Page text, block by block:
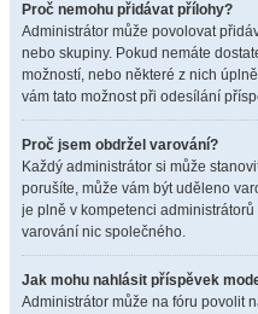
Proč nemohu přidávat přílohy?
Administrátor může povolovat
nebo skupiny. Pokud nemáte
možností, nebo některé z nich
vám tato možnost při odesílání
Proč jsem obdržel varování?
Každý administrátor si může
porušíte, může vám být uděleno
je plně v kompetenci
varování nic společného.
Jak mohu nahlásit příspěvek
Administrátor může na fóru povolit